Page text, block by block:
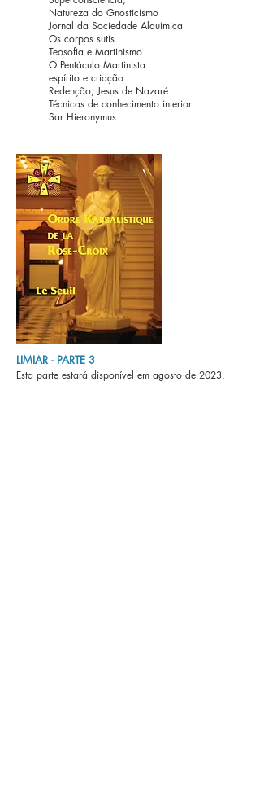
Natureza do Gnosticismo
Jornal da Sociedade Alquímica
Os corpos sutis
Teosofia e Martinismo
O Pentáculo Martinista
espírito e criação
Redenção, Jesus de Nazaré
Técnicas de conhecimento interior
Sar Hieronymus
LIMIAR - PARTE 3
Esta parte estará disponível em agosto de 2023.